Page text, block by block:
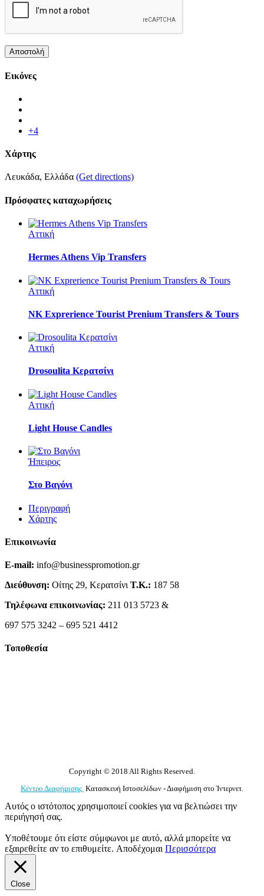
Εικόνες
+4
Χάρτης
Λευκάδα, Ελλάδα (Get directions)
Πρόσφατες καταχωρήσεις
Αττική
Hermes Athens Vip Transfers
Αττική
NK Exprerience Tourist Prenium Transfers & Tours
Αττική
Drosoulita Κερατσίνι
Αττική
Light House Candles
Ήπειρος
Στο Βαγόνι
Περιγραφή
Χάρτης
Επικοινωνία
E-mail: info@businesspromotion.gr
Διεύθυνση: Οίτης 29, Κερατσίνι Τ.Κ.: 187 58
Τηλέφωνα επικοινωνίας: 211 013 5723 &
697 575 3242 – 695 521 4412
Τοποθεσία
Copyright © 2018 All Rights Reserved.
Κέντρο Διαφήμισης Κατασκευή Ιστοσελίδων - Διαφήμιση στο Ίντερνετ.
Αυτός ο ιστότοπος χρησιμοποιεί cookies για να βελτιώσει την
περιήγησή σας.
Υποθέτουμε ότι είστε σύμφωνοι με αυτό, αλλά μπορείτε να
εξαιρεθείτε αν το επιθυμείτε. Αποδέχομαι Περισσότερα
Close